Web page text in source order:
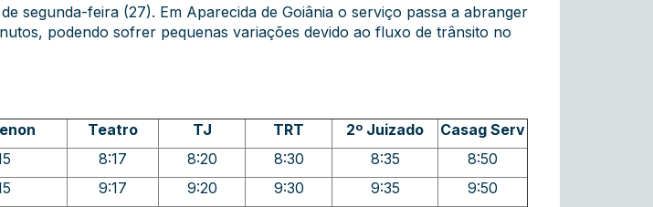
segunda-feira (27). Em Aparecida de Goiânia o serviço passa a abranger
podendo sofrer pequenas variações devido ao fluxo de trânsito no
Teatro TJ TRT 2º Juizado
Casag Serv
8:17 8:20 8:30 8:35
8:50
9:17 9:20 9:30 9:35
9:50